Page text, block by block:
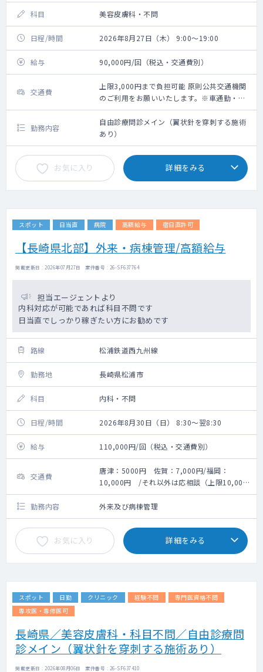
科目 美容皮膚科・不問
日程/時間 2026年8月27日（木） 9:00～19:00
給与 90,000円/回（税込・交通費別）
交通費
上限3,000円まで負担可能 原則公共交通機関
のご利用をお願いいたします。※車通勤・タ
クシー利用要相談
勤務内容
自由診療問診メイン（翼状針を穿刺する施術
あり）
お気に入り 詳細をみる
スポット 日当直 病院 高額給与 宿日直許可
【長崎県北部】外来・病棟管理/高額給与
掲載更新日 : 2026年07月27日 案件番号 : 26-SF637764
担当エージェントより
内科対応が可能であれば科目不問です
日当直でしっかり稼ぎたい方にお勧めです
路線 松浦鉄道西九州線
勤務地 長崎県松浦市
科目 内科・不問
日程/時間 2026年8月30日（日） 8:30～翌8:30
給与 110,000円/回（税込・交通費別）
交通費
唐津：5000円 佐賀：7,000円/福岡：
10,000円 /それ以外は応相談（上限10,000
円）
勤務内容
外来及び病棟管理
お気に入り 詳細をみる
スポット 日勤 クリニック 経験不問
専門医資格不問
専攻医・専修医可
長崎県／美容皮膚科・科目不問／自由診療問
診メイン（翼状針を穿刺する施術あり）
掲載更新日 : 2026年08月06日 案件番号 : 26-SF637410